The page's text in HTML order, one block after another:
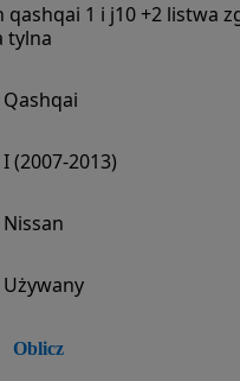
qashqai 1 i j10 +2 listwa
tylna
Qashqai
I (2007-2013)
Nissan
Używany
Oblicz